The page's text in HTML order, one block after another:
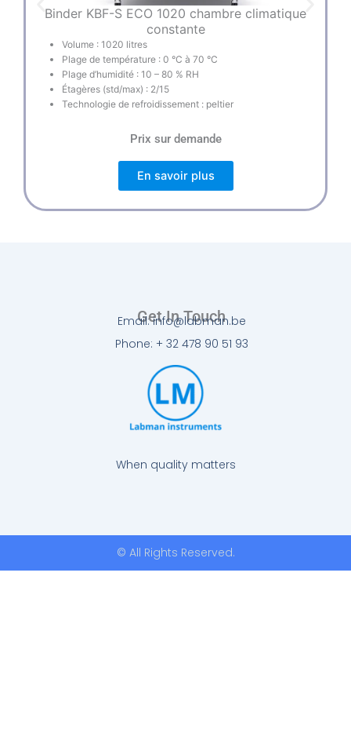
Binder KBF-S ECO 1020 chambre climatique
constante
Volume : 1020 litres
Plage de température : 0 °C à 70 °C
Plage d’humidité : 10 – 80 % RH
Étagères (std/max) : 2/15
Technologie de refroidissement : peltier
Prix sur demande
En savoir plus
When quality matters
Get In Touch
Email: info@labman.be
Phone: + 32 478 90 51 93
© All Rights Reserved.